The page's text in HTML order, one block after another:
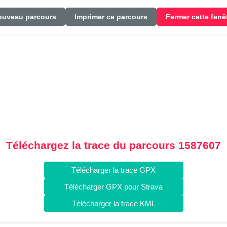
parcours Imprimer ce parcours Fermer cette
Téléchargez la trace du parcours 1587607
Télécharger la trace GPX
Télécharger GPX pour Strava
Télécharger la trace KML